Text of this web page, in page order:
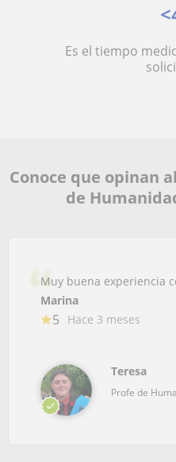
Es el tiempo
Conoce que opinan
de
Muy buena experiencia
Marina
5 Hace 3 meses
Teresa
Profe de